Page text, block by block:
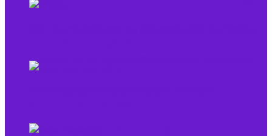
Tecto inaugura Mega Lobster, maior data